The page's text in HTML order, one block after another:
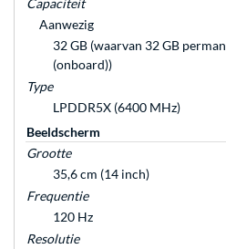
Capaciteit
Aanwezig
32 GB (waarvan 32 GB
(onboard))
Type
LPDDR5X (6400 MHz)
Beeldscherm
Grootte
35,6 cm (14 inch)
Frequentie
120 Hz
Resolutie